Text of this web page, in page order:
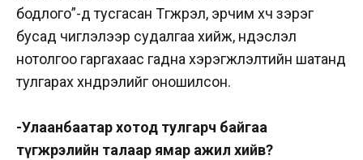
бодлого”-д тусгасан Түгжрэл, эрчим хүч зэрэг
бусад чиглэлээр судалгаа хийж, үндэслэл
нотолгоо гаргахаас гадна хэрэгжүүлэлтийн шатанд
тулгарах хүндрэлийг оношилсон.
-Улаанбаатар хотод тулгарч байгаа
түгжрэлийн талаар ямар ажил хийв?